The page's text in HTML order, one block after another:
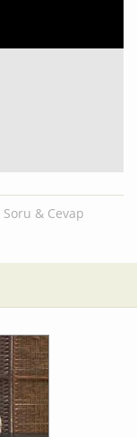
Soru & Cevap